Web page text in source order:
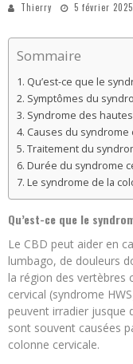
Thierry 5 février 2025
Sommaire
Qu’est-ce que le
Symptômes du
Syndrome des
Causes du syndrome
Traitement du
Durée du syndrome
Le syndrome de la
Qu’est-ce que le
Le CBD peut aider en
lumbago, de douleurs
la région des vertèbres
cervical (syndrome
peuvent irradier jusque
sont souvent causées
colonne cervicale.